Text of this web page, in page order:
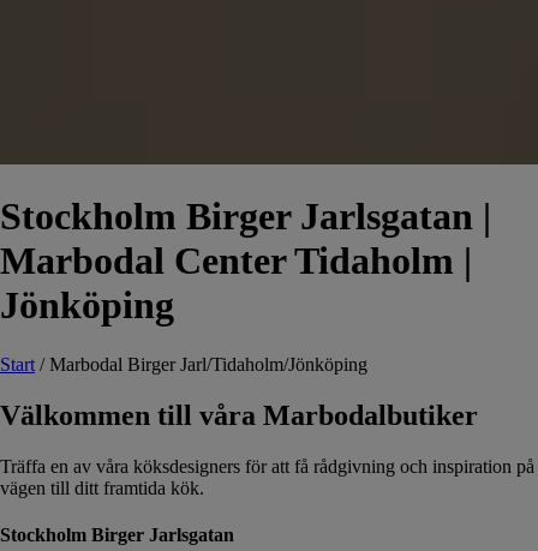
Stockholm Birger Jarlsgatan |
Marbodal Center Tidaholm |
Jönköping
Start / Marbodal Birger Jarl/Tidaholm/Jönköping
Välkommen till våra Marbodalbutiker
Träffa en av våra köksdesigners för att få rådgivning och inspiration på
vägen till ditt framtida kök.
Stockholm Birger Jarlsgatan